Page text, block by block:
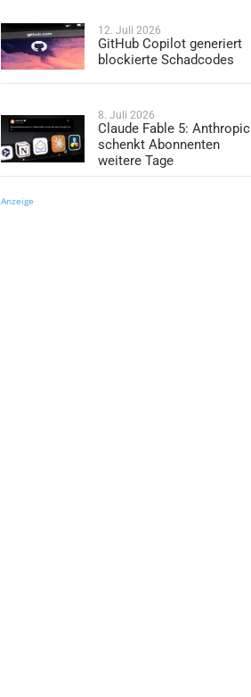
12. Juli 2026
GitHub Copilot generiert
blockierte Schadcodes
8. Juli 2026
Claude Fable 5: Anthropic
schenkt Abonnenten
weitere Tage
Anzeige